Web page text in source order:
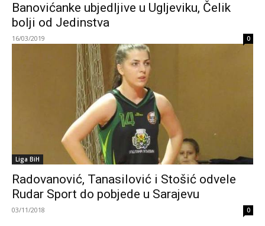
Banovićanke ubjedljive u Ugljeviku, Čelik
bolji od Jedinstva
16/03/2019 0
Liga BiH
Radovanović, Tanasilović i Stošić odvele
Rudar Sport do pobjede u Sarajevu
03/11/2018 0